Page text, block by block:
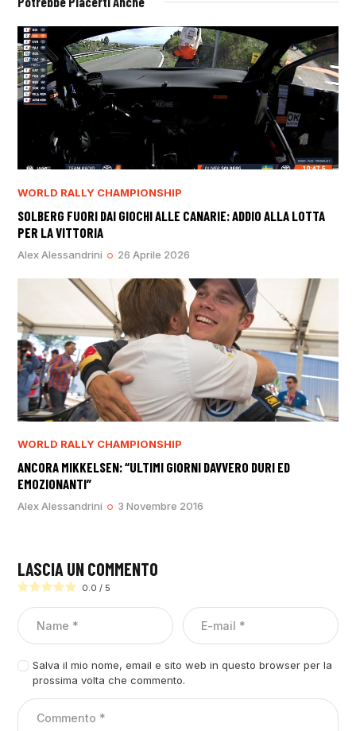
WORLD RALLY CHAMPIONSHIP
SOLBERG FUORI DAI GIOCHI ALLE CANARIE: ADDIO ALLA LOTTA
PER LA VITTORIA
Alex Alessandrini 26 Aprile 2026
WORLD RALLY CHAMPIONSHIP
ANCORA MIKKELSEN: “ULTIMI GIORNI DAVVERO DURI ED
EMOZIONANTI”
Alex Alessandrini 3 Novembre 2016
LASCIA UN COMMENTO
0.0 / 5
Salva il mio nome, email e sito web in questo browser per la
prossima volta che commento.